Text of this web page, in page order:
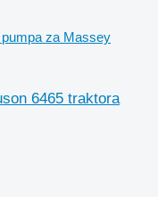
pumpa za Massey
6465 traktora